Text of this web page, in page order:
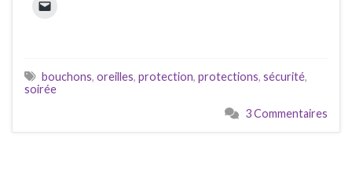
bouchons, oreilles, protection, protections, sécurité,
soirée
3 Commentaires